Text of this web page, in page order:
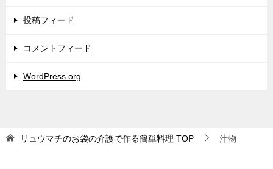
投稿フィード
コメントフィード
WordPress.org
リュウマチのお袋の介護で作る簡単料理 TOP 汁物